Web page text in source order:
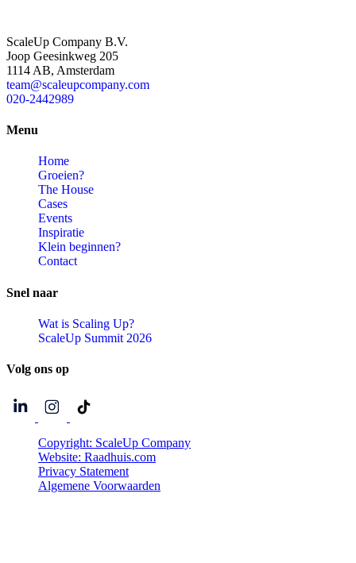
ScaleUp Company B.V.
Joop Geesinkweg 205
1114 AB, Amsterdam
team@scaleupcompany.com
020-2442989
Menu
Home
Groeien?
The House
Cases
Events
Inspiratie
Klein beginnen?
Contact
Snel naar
Wat is Scaling Up?
ScaleUp Summit 2026
Volg ons op
Copyright: ScaleUp Company
Website: Raadhuis.com
Privacy Statement
Algemene Voorwaarden